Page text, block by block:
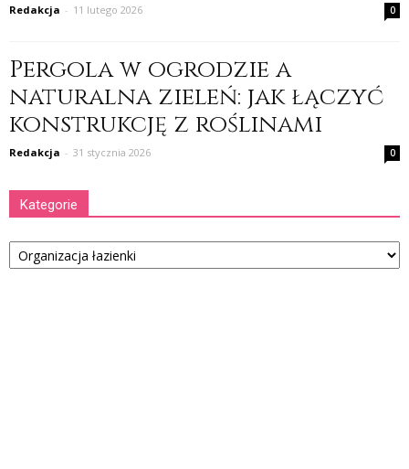
Redakcja - 11 lutego 2026 0
Pergola w ogrodzie a
naturalna zieleń: jak łączyć
konstrukcję z roślinami
Redakcja - 31 stycznia 2026 0
Kategorie
Kategorie